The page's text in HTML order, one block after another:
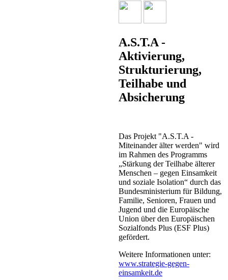
A.S.T.A -
Aktivierung,
Strukturierung,
Teilhabe und
Absicherung
Das Projekt "A.S.T.A -
Miteinander älter werden" wird
im Rahmen des Programms
„Stärkung der Teilhabe älterer
Menschen – gegen Einsamkeit
und soziale Isolation“ durch das
Bundesministerium für Bildung,
Familie, Senioren, Frauen und
Jugend und die Europäische
Union über den Europäischen
Sozialfonds Plus (ESF Plus)
gefördert.
Weitere Informationen unter:
www.strategie-gegen-
einsamkeit.de